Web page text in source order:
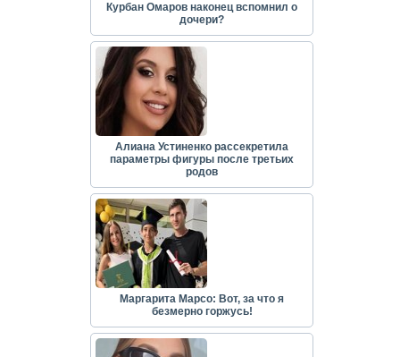
Курбан Омаров наконец вспомнил о
дочери?
Алиана Устиненко рассекретила
параметры фигуры после третьих
родов
Маргарита Марсо: Вот, за что я
безмерно горжусь!